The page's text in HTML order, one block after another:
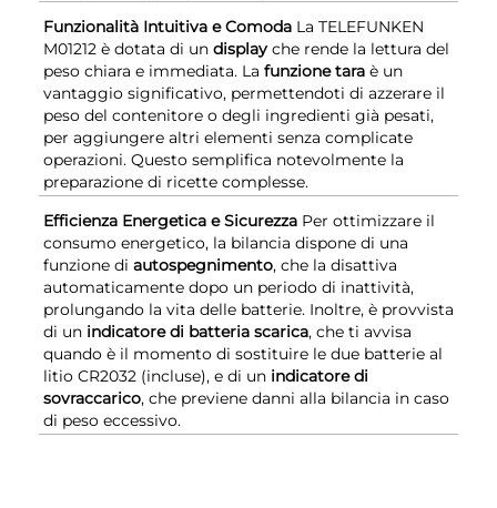
Funzionalità Intuitiva e Comoda La TELEFUNKEN
M01212 è dotata di un displayche rende la lettura del
peso chiara e immediata. La funzione tara è un
vantaggio significativo, permettendoti di azzerare il
peso del contenitore o degli ingredienti già pesati,
per aggiungere altri elementi senza complicate
operazioni. Questo semplifica notevolmente la
preparazione di ricette complesse.
Efficienza Energetica e Sicurezza Per ottimizzare il
consumo energetico, la bilancia dispone di una
funzione di autospegnimento, che la disattiva
automaticamente dopo un periodo di inattività,
prolungando la vita delle batterie. Inoltre, è provvista
di un indicatore di batteria scarica, che ti avvisa
quando è il momento di sostituire le due batterie al
litio CR2032 (incluse), e di un indicatore di
sovraccarico, che previene danni alla bilancia in caso
di peso eccessivo.